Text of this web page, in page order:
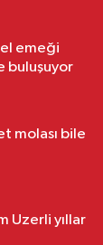
el emeği
buluşuyor
molası bile
Uzerli yıllar